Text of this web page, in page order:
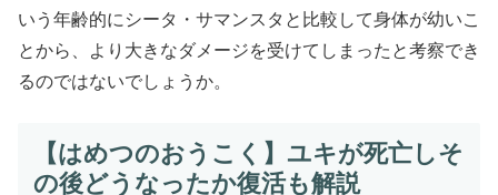
いう年齢的にシータ・サマンスタと比較して身体が幼いこ
とから、より大きなダメージを受けてしまったと考察でき
るのではないでしょうか。
【はめつのおうこく】ユキが死亡しそ
の後どうなったか復活も解説